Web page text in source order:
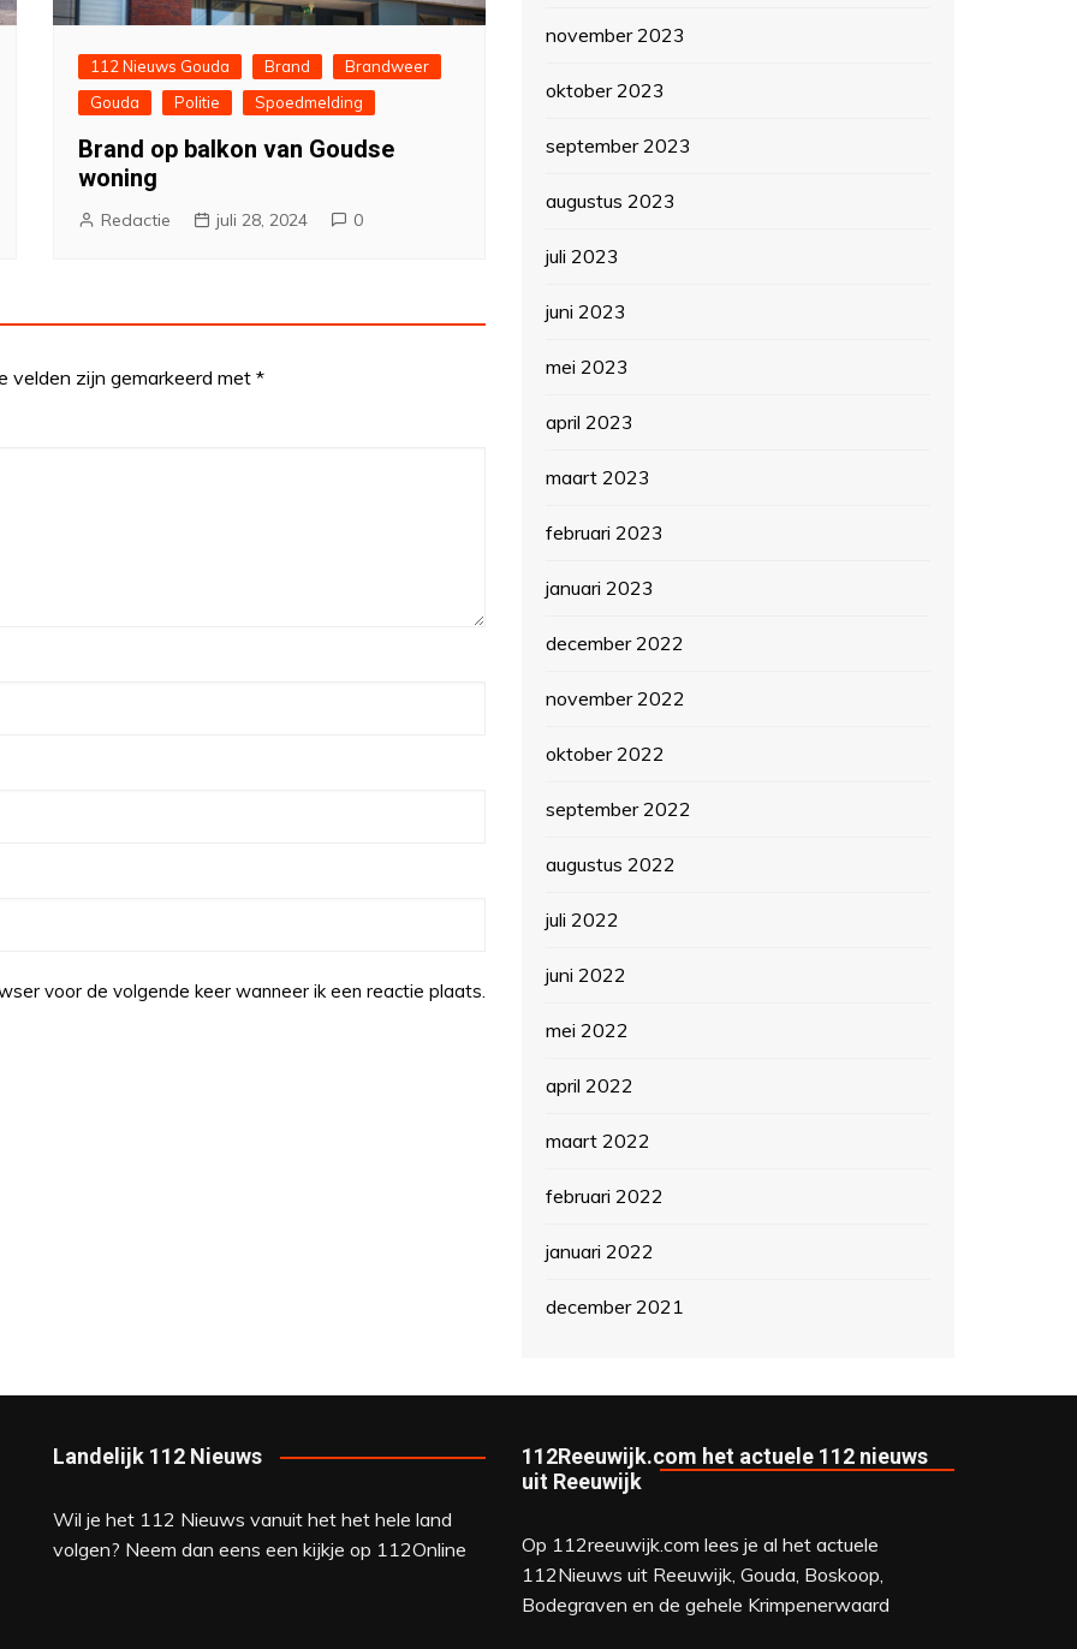
112 Nieuws Gouda Brand
Brandweer
Gouda
Politie Spoedmelding
Brand op balkon van Goudse
woning
Redactie juli 28, 2024 0
velden zijn gemarkeerd met *
voor de volgende keer wanneer ik een reactie plaats.
november 2023
oktober 2023
september 2023
augustus 2023
juli 2023
juni 2023
mei 2023
april 2023
maart 2023
februari 2023
januari 2023
december 2022
november 2022
oktober 2022
september 2022
augustus 2022
juli 2022
juni 2022
mei 2022
april 2022
maart 2022
februari 2022
januari 2022
december 2021
Landelijk 112 Nieuws
Wil je het 112 Nieuws vanuit het het hele land
volgen? Neem dan eens een kijkje op 112Online
112Reeuwijk.com het actuele 112 nieuws
uit Reeuwijk
Op 112reeuwijk.com lees je al het actuele
112Nieuws uit Reeuwijk, Gouda, Boskoop,
Bodegraven en de gehele Krimpenerwaard